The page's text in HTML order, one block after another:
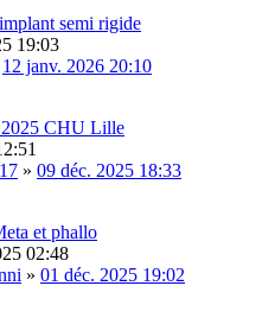
semi rigide
19:03
12 janv. 2026 20:10
2025 CHU Lille
» 09 déc. 2025 18:33
et phallo
02:48
» 01 déc. 2025 19:02